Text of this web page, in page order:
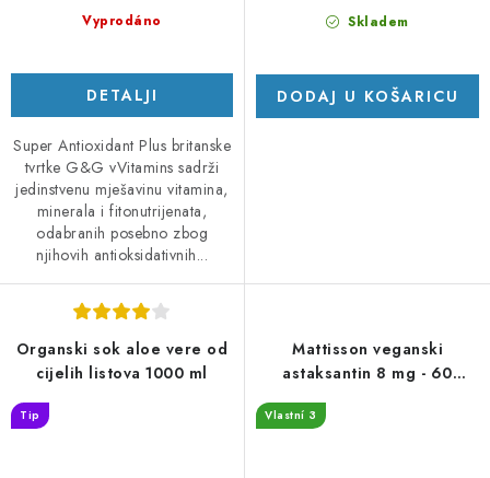
Vyprodáno
DETALJI
Super Antioxidant Plus britanske
tvrtke G&G vVitamins sadrži
jedinstvenu mješavinu vitamina,
minerala i fitonutrijenata,
odabranih posebno zbog
njihovih antioksidativnih...
Skladem
DODAJ U KOŠARICU
Organski sok aloe vere od
cijelih listova 1000 ml
Tip
Mattisson veganski
astaksantin 8 mg - 60
Vlastní 3